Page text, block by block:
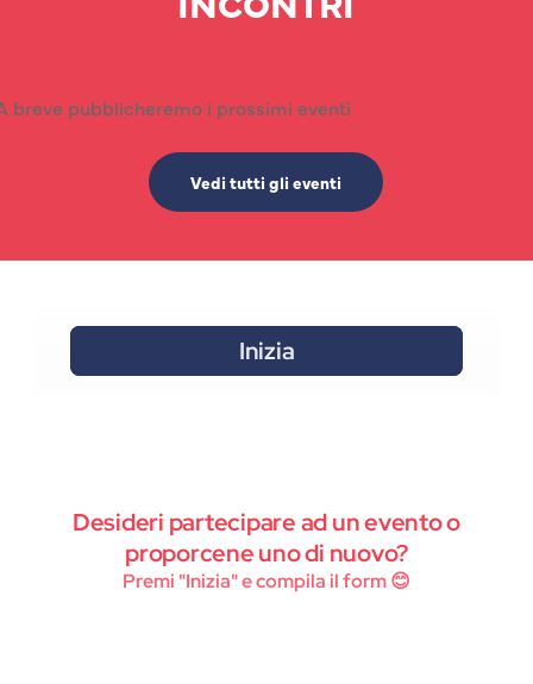
breve pubblicheremo i prossimi eventi
Vedi tutti gli eventi